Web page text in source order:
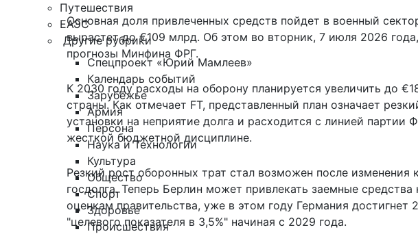
Путешествия
ЕАЭС
Другие рубрики
Спецпроект «Юрий Мамлеев»
Календарь событий
Зарубежье
Армия
Персона
Наука и Технологии
Культура
Общество
Спорт
Здоровье
Происшествия
Основная доля привлеченных средств пойдет в военный
вырастет до €109 млрд. Об этом во вторник, 7 июля 2026 года,
прогнозы Минфина ФРГ.
К 2030 году расходы на оборону планируется увеличить до
страны. Как отмечает FT, представленный план означает
установки на неприятие долга и расходится с линией
жесткой бюджетной дисциплине.
Резкий рост оборонных трат стал возможен после изменения
госдолга. Теперь Берлин может привлекать заемные
оценкам правительства, уже в этом году Германия
"целевого показателя в 3,5%" начиная с 2029 года.